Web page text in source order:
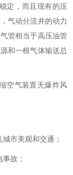
定，而且现有的压
气动分流井的动力
管相当于高压油管
和一根气体输送总
空气装置无爆炸风
市美观和交通；
故；